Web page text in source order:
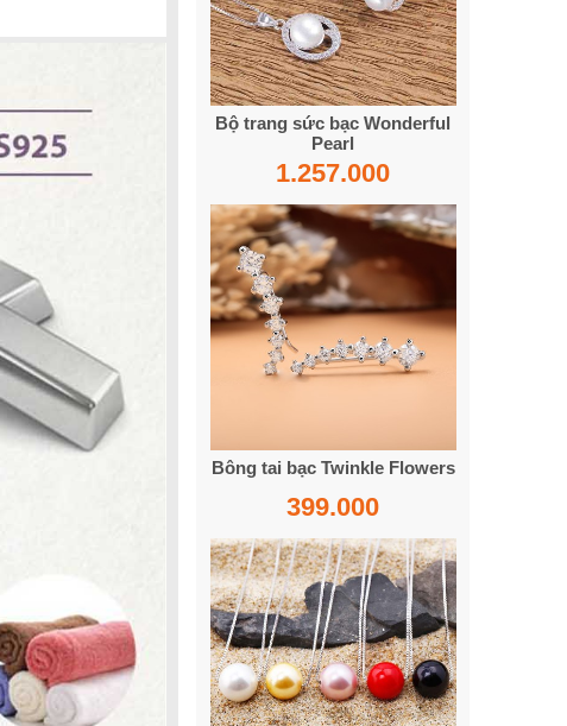
Bộ trang sức bạc Wonderful
Pearl
1.257.000
Bông tai bạc Twinkle Flowers
399.000